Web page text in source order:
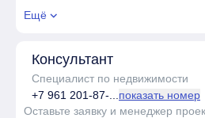
Ещё
Консультант
Специалист по недвижимости
+7 961 201-87-... показать номер
Оставьте заявку и менеджер